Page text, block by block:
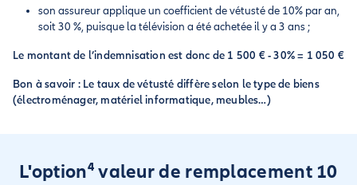
son assureur applique un coefficient de vétusté de 10% par an,
soit 30 %, puisque la télévision a été achetée il y a 3 ans ;
Le montant de l’indemnisation est donc de 1 500 € - 30% = 1 050 €
Bon à savoir : Le taux de vétusté diffère selon le type de biens
(électroménager, matériel informatique, meubles…)
L'option⁴ valeur de remplacement 10